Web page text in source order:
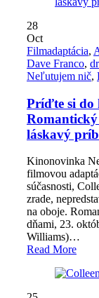
28
Oct
Filmadaptácia,
Dave Franco,
Neľutujem nič,
Príďte si do
láskavý
Kinonovinka
filmovou
súčasnosti,
zrade,
na oboje.
dňami, 23.
Williams)…
Read More